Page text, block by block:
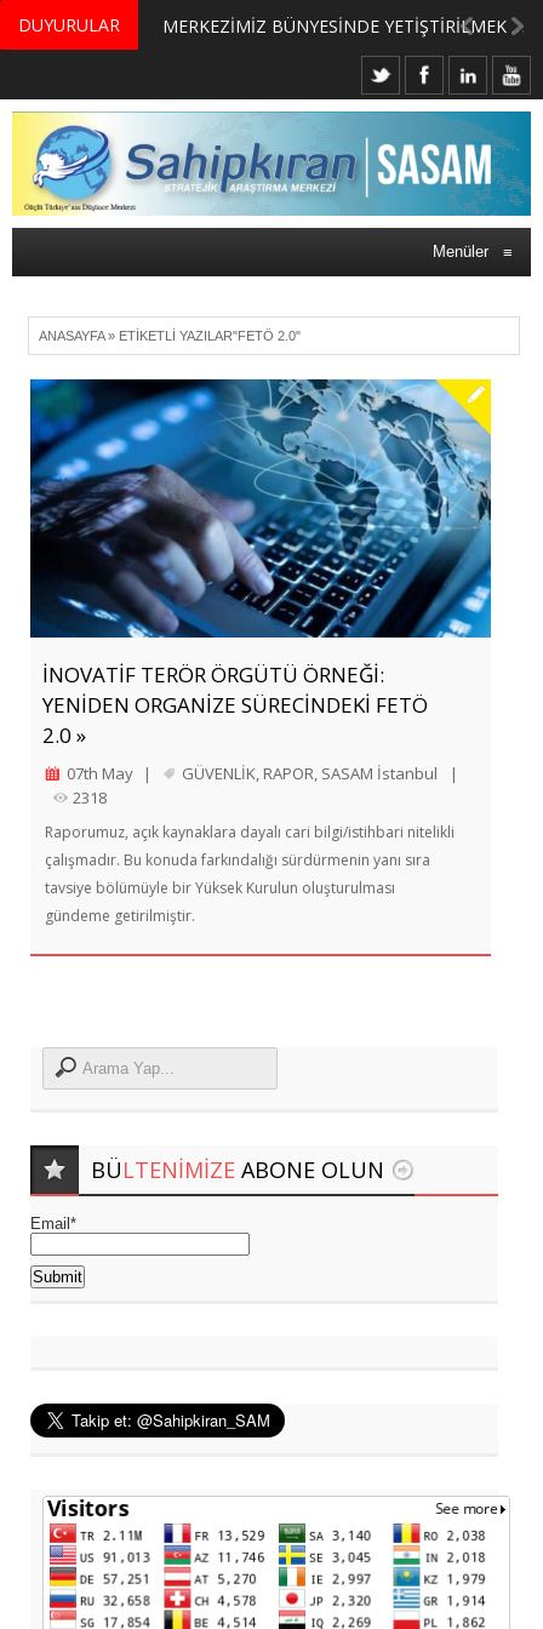
DUYURULAR MERKEZİMİZ BÜNYESİNDE YETİŞTİRİLMEK ÜZERE GÖNÜLLÜ ÜLKE MASASI UZMANI VE UZMAN ADAYLARI ARIYORUZ
Menüler ≡
ANASAYFA» ETIKETLI YAZILAR"FETÖ 2.0"
İNOVATİF TERÖR ÖRGÜTÜ ÖRNEĞİ:
YENİDEN ORGANİZE SÜRECİNDEKİ FETÖ
2.0 »
07th May | GÜVENLİK, RAPOR, SASAM İstanbul
|
2318
Raporumuz, açık kaynaklara dayalı cari bilgi/istihbari nitelikli
çalışmadır. Bu konuda farkındalığı sürdürmenin yanı sıra
tavsiye bölümüyle bir Yüksek Kurulun oluşturulması
gündeme getirilmiştir.
BÜLTENIMIZE ABONE OLUN
Email*